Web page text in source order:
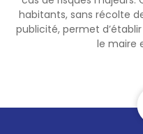
habitants, sans récolte
publicité, permet
le maire